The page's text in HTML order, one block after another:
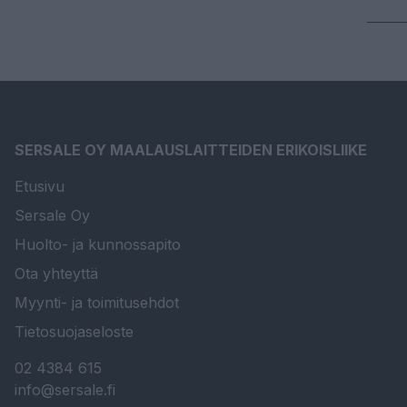
SERSALE OY MAALAUSLAITTEIDEN ERIKOISLIIKE
Etusivu
Sersale Oy
Huolto- ja kunnossapito
Ota yhteyttä
Myynti- ja toimitusehdot
Tietosuojaseloste
02 4384 615
info@sersale.fi